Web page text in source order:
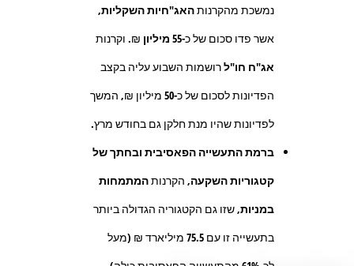
נמשכת מהקרנותהאג"חיות השקליות,
אשר פדו סכום של כ-55 מיליון
₪. וקרנות
אג"ח חו"לרושמות השבוע עליה בקצב
הפדיונות לסכום של כ-50 מיליון ₪, המשך
לפדיונות שהיו מנת חלקן גם בחודש מרץ.
ברמת התעשייה הפאסיבית ובחתך של
קטגוריות השקעה, הקרנותהמתמחות
במניות, שזו גם הקטגוריה הגדולה ביותר
בתעשייה זו עם 75.5 מיליארד ₪ (מעל